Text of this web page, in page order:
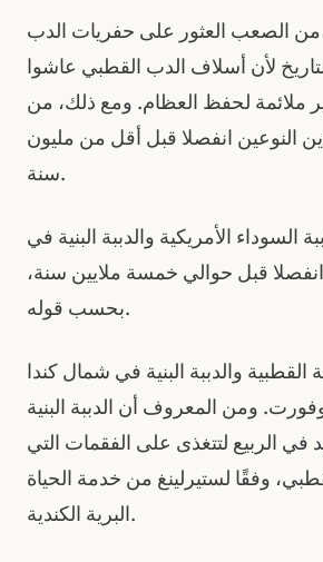
من الصعب العثور على حفريات الدب
لأن أسلاف الدب القطبي عاشوا
ملائمة لحفظ العظام. ومع ذلك، من
النوعين انفصلا قبل أقل من مليون
سنة.
السوداء الأمريكية والدببة البنية في
انفصلا قبل حوالي خمسة ملايين سنة،
بحسب قوله.
القطبية والدببة البنية في شمال كندا
ومن المعروف أن الدببة البنية
في الربيع لتتغذى على الفقمات التي
وفقًا لستيرلينغ من خدمة الحياة
البرية الكندية.